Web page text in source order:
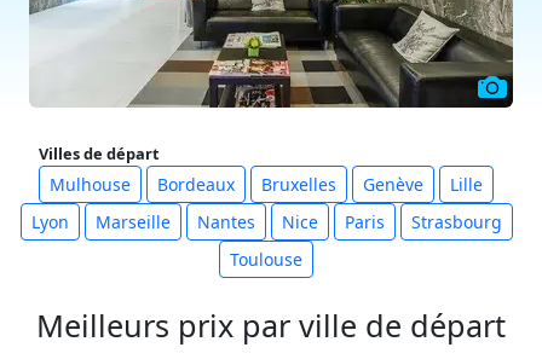
Villes de départ
Mulhouse Bordeaux Bruxelles Genève
Lille
Lyon
Marseille Nantes Nice Paris
Strasbourg
Toulouse
Meilleurs prix par ville de départ